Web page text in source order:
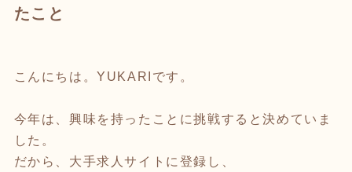
たこと
こんにちは。YUKARIです。
今年は、興味を持ったことに挑戦すると決めていま
した。
だから、大手求人サイトに登録し、